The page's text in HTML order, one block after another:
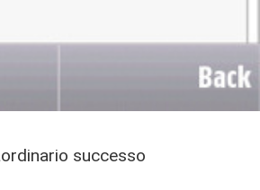
successo